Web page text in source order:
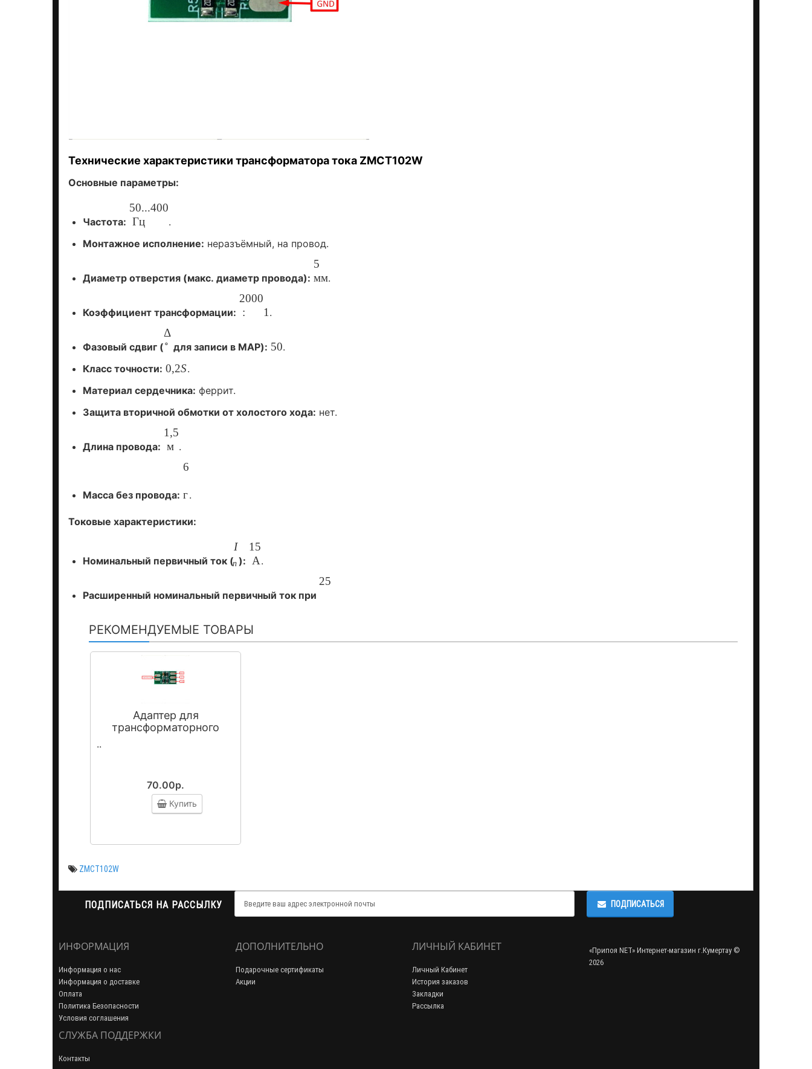
Технические характеристики трансформаторатока ZMCT102W
Основные параметры:
Частота:
50...400
Гц
.
Монтажное исполнение: неразъёмный, на провод.
Диаметр отверстия (макс. диаметр провода):
5
мм.
Коэффициент трансформации:
2000
:
1 .
Фазовый сдвиг (
Δ
∘ для записи в MAP): 50.
Класс точности: 0,2S.
Материал сердечника: феррит.
Защита вторичной обмотки от холостого хода: нет.
Длина провода:
1 ,5
м .
Масса без провода:
6
г.
Токовые характеристики:
Номинальный первичный ток (
I
n ):
15
А .
Расширенный номинальный первичный ток при
25
РЕКОМЕНДУЕМЫЕ ТОВАРЫ
Адаптер для
трансформаторного
..
70.00р.
Купить
ZMCT102W
ПОДПИСАТЬСЯ НА РАССЫЛКУ ПОДПИСАТЬСЯ
ИНФОРМАЦИЯ
Информация о нас
Информация о доставке
Оплата
Политика Безопасности
Условия соглашения
СЛУЖБА ПОДДЕРЖКИ
Контакты
ДОПОЛНИТЕЛЬНО
Подарочные сертификаты
Акции
ЛИЧНЫЙ КАБИНЕТ
Личный Кабинет
История заказов
Закладки
Рассылка
«Припоя NET» Интернет-магазин г.Кумертау ©
2026